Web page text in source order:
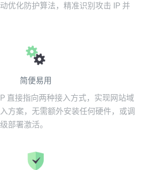
优化防护算法，精准识别攻击 IP 并
简便易用
直接指向两种接入方式，实现网站域
方案，无需额外安装任何硬件，或调
部署激活。